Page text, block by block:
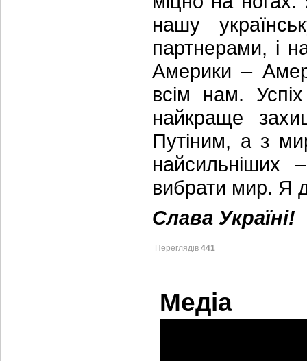
нашу
партнерами, і
Америки –
всім нам.
найкраще
Путіним, а з
вибрати мир. Я
Слава Україні!
Переглядів 441
Медіа